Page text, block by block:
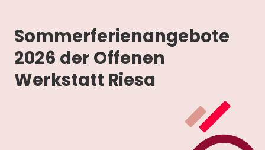
Sommerferienangebote
2026 der Offenen
Werkstatt Riesa